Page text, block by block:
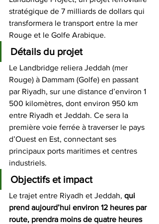
stratégique de 7 milliards de dollars qui
transformera le transport entre la mer
Rouge et le Golfe Arabique.
Détails du projet
Le Landbridge reliera Jeddah (mer
Rouge) à Dammam (Golfe) en passant
par Riyadh, sur une distance d’environ 1
500 kilomètres, dont environ 950 km
entre Riyadh et Jeddah. Ce sera la
première voie ferrée à traverser le pays
d’Ouest en Est, connectant ses
principaux ports maritimes et centres
industriels.
Objectifs et impact
Le trajet entre Riyadh et Jeddah, qui
prend aujourd’hui environ 12 heures par
route, prendra moins de quatre heures